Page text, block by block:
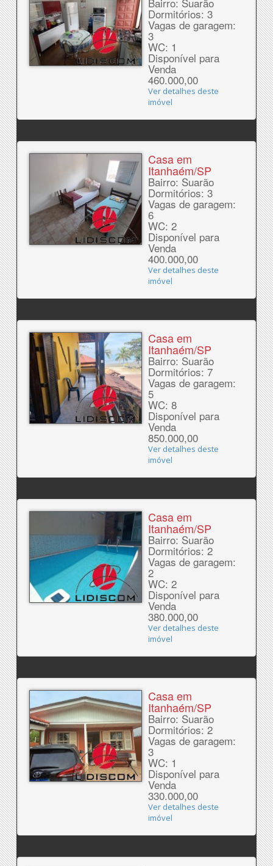
Dormitórios: 3
Vagas de garagem:
3
WC: 1
Disponível para
Venda
460.000,00
Ver detalhes deste
imóvel
Casa em
Itanhaém/SP
Bairro: Suarão
Dormitórios: 3
Vagas de garagem:
6
WC: 2
Disponível para
Venda
400.000,00
Ver detalhes deste
imóvel
Casa em
Itanhaém/SP
Bairro: Suarão
Dormitórios: 7
Vagas de garagem:
5
WC: 8
Disponível para
Venda
850.000,00
Ver detalhes deste
imóvel
Casa em
Itanhaém/SP
Bairro: Suarão
Dormitórios: 2
Vagas de garagem:
2
WC: 2
Disponível para
Venda
380.000,00
Ver detalhes deste
imóvel
Casa em
Itanhaém/SP
Bairro: Suarão
Dormitórios: 2
Vagas de garagem:
3
WC: 1
Disponível para
Venda
330.000,00
Ver detalhes deste
imóvel